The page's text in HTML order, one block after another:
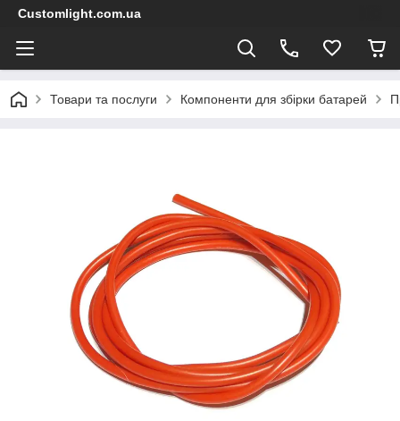
Customlight.com.ua
Товари та послуги Компоненти для збірки батарей